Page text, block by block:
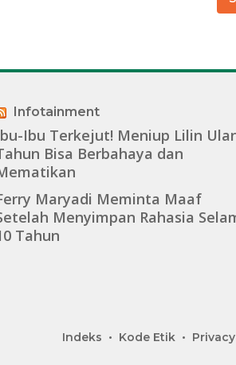
Infotainment
Ibu Terkejut! Meniup Lilin
Bisa Berbahaya dan
Maryadi Meminta Maaf
Menyimpan Rahasia
Tahun
Indeks Kode Etik